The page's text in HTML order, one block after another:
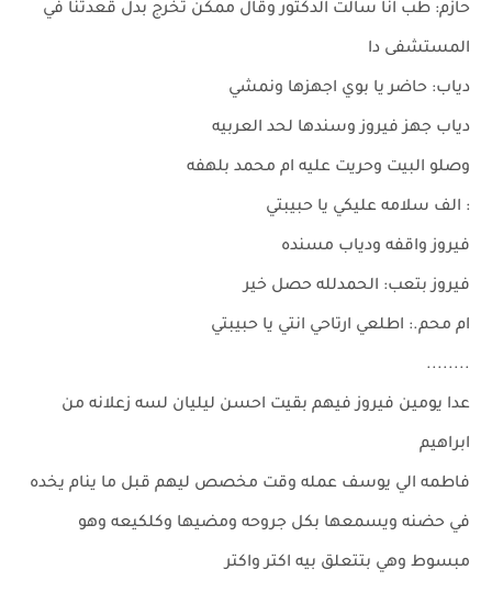
حازم: طب انا سالت الدكتور وقال ممكن تخرج بدل قعدتنا في
المستشفى دا
دياب: حاضر يا بوي اجهزها ونمشي
دياب جهز فيروز وسندها لحد العربيه
وصلو البيت وحريت عليه ام محمد بلهفه
: الف سلامه عليكي يا حبيبتي
فيروز واقفه ودياب مسنده
فيروز بتعب: الحمدلله حصل خير
ام محم.: اطلعي ارتاحي انتي يا حبيبتي
........
عدا يومين فيروز فيهم بقيت احسن ليليان لسه زعلانه من
ابراهيم
فاطمه الي يوسف عمله وقت مخصص ليهم قبل ما ينام يخده
في حضنه ويسمعها بكل جروحه ومضيها وكلكيعه وهو
مبسوط وهي بتتعلق بيه اكتر واكتر